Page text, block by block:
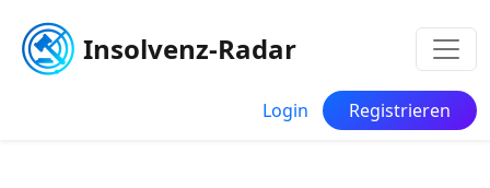
Insolvenz-Radar
Login Registrieren